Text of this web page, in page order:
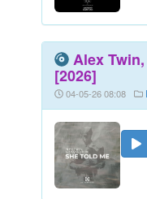
Alex
[2026]
04-05-26 08:08